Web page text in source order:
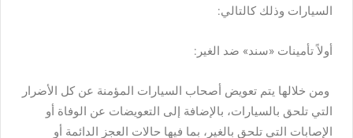
السيارات وذلك كالتالي:
أولاً تأمينات «سند» ضد الغير:
ومن خلالها يتم تعويض أصحاب السيارات المؤمنة عن كل الأضرار
التي تلحق بالسيارات، بالإضافة إلى التعويضات عن الوفاة أو
الإصابات التي تلحق بالغير، بما فيها حالات العجز الدائمة أو